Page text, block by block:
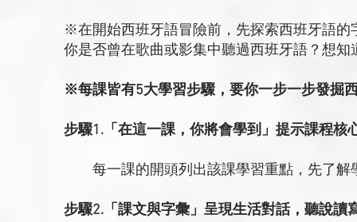
※在開始西班牙語冒險前，先探索西班牙語的
你是否曾在歌曲或影集中聽過西班牙語？想
※每課皆有5大學習步驟，要你一步一步發掘
步驟1.「在這一課，你將會學到」提示課程核
每一課的開頭列出該課學習重點，先了解
步驟2.「課文與字彙」呈現生活對話，聽說讀